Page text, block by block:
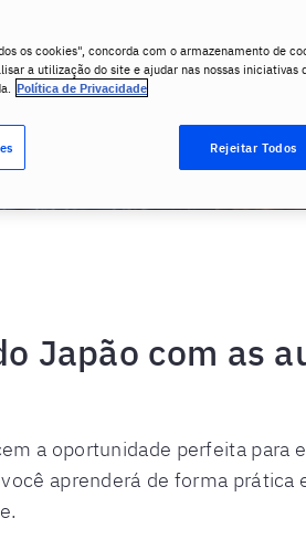
Japão com as
a oportunidade perfeita para
aprenderá de forma
os cookies", concorda com o armazenamento de
a utilização do site e ajudar nas nossas
Política de Privacidade
Rejeitar Todos